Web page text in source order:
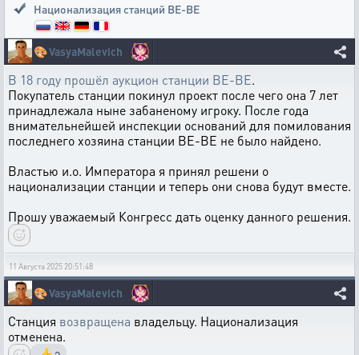
Национализация станций BE-BE
🎨VasyaMalevich
В 18 году прошёл аукцион станции BE-BE.
Покупатель станции покинул проект после чего она 7 лет
принадлежала ныне забаненому игроку. После года
внимательнейшей инспекции оснований для помилования
последнего хозяина станции BE-BE не было найдено.
Властью и.о. Императора я принял решени о
национализации станции и теперь они снова будут вместе.
Прошу уважаемый Конгресс дать оценку данного решения.
11 Августа 2025 20:51:48
🎨VasyaMalevich
Станция возвращена владельцу. Национализация
отменена.